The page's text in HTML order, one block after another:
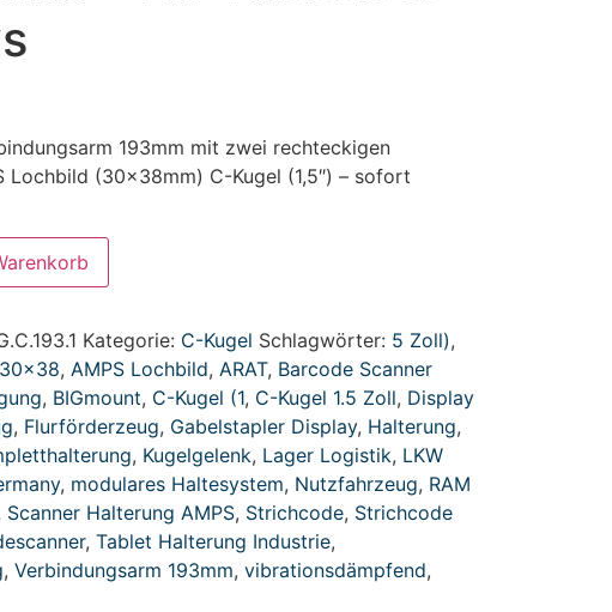
193mm mit zwei rechteckigen
Lochbild (30x38mm) C-Kugel (1,5″) – sofort
Kategorie: C-Kugel Schlagwörter: 5 Zoll),
, AMPS Lochbild, ARAT, Barcode Scanner
, BIGmount, C-Kugel (1, C-Kugel 1.5 Zoll, Display
, Flurförderzeug, Gabelstapler Display, Halterung,
, Kugelgelenk, Lager Logistik, LKW
, modulares Haltesystem, Nutzfahrzeug, RAM
Scanner Halterung AMPS, Strichcode, Strichcode
, Tablet Halterung Industrie,
, Verbindungsarm 193mm, vibrationsdämpfend,